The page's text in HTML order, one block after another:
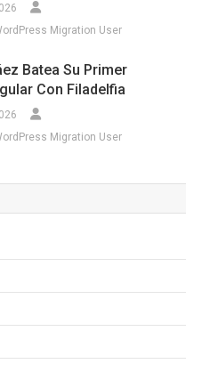
Migration User
Batea Su Primer
Con Filadelfia
Migration User